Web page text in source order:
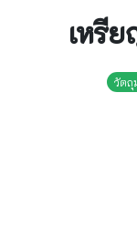
เหรี
วัตถุ